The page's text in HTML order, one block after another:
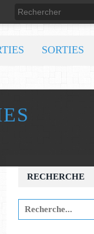
SORTIES
RECHERCHE